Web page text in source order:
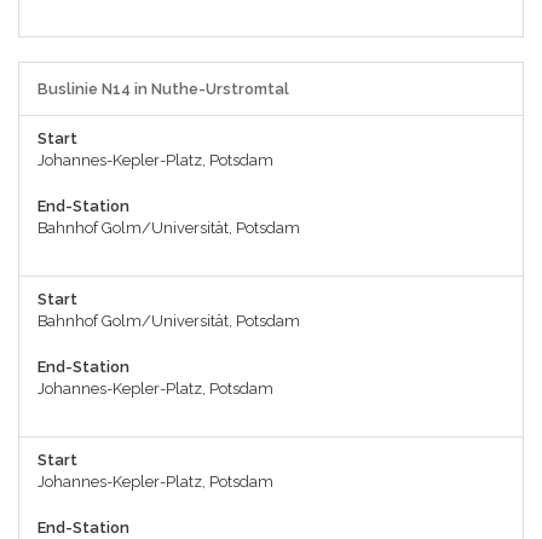
Buslinie N14 in Nuthe-Urstromtal
Start
Johannes-Kepler-Platz, Potsdam
End-Station
Bahnhof Golm/Universität, Potsdam
Start
Bahnhof Golm/Universität, Potsdam
End-Station
Johannes-Kepler-Platz, Potsdam
Start
Johannes-Kepler-Platz, Potsdam
End-Station